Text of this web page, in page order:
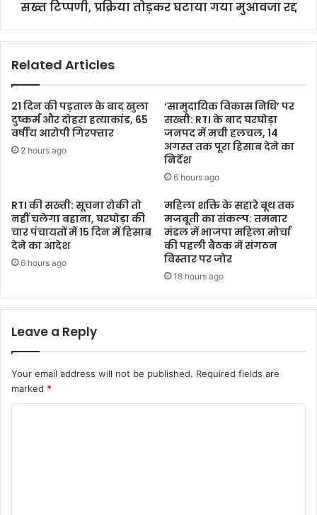
सख्त टिप्पणी, प्रक्रिया तोड़कर घटाया गया मुआवजा रद्द
Related Articles
21 दिन की पड़ताल के बाद खुला
दुष्कर्म और दोहरा हत्याकांड, 65
वर्षीय आरोपी गिरफ्तार
2 hours ago
‘सामुदायिक विकास निधि’ पर
सख्ती: RTI के बाद घरघोड़ा
जनपद में मची हलचल, 14
अगस्त तक पूरा हिसाब देने का
निर्देश
6 hours ago
RTI की सख्ती: सूचना रोकी तो
नहीं चलेगा बहाना, घरघोड़ा की
चार पंचायतों में 15 दिन में हिसाब
देने का आदेश
6 hours ago
महिला शक्ति के सहारे बूथ तक
मजबूती का संकल्प: तमनार
मंडल में भाजपा महिला मोर्चा
की पहली बैठक में संगठन
विस्तार पर जोर
18 hours ago
Leave a Reply
Your email address will not be published. Required fields are
marked *